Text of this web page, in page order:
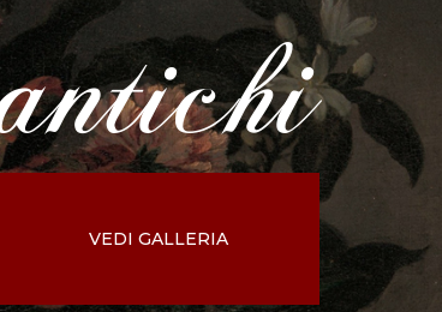
antichi
VEDI GALLERIA